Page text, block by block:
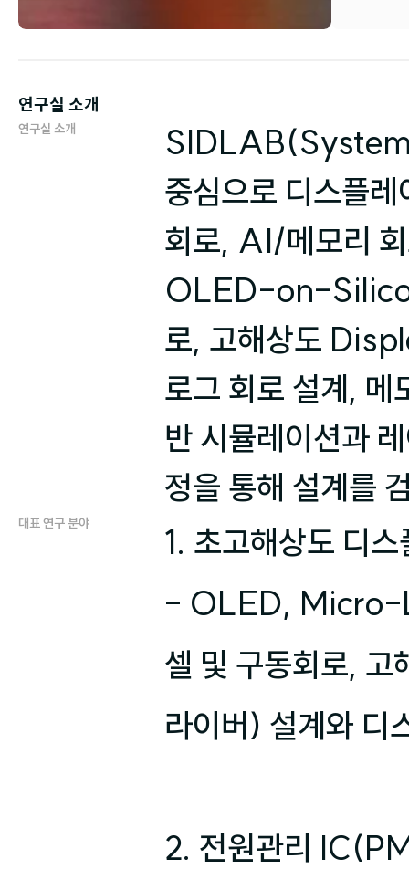
연구실 소개
연구실 소개
SIDLAB(System
중심으로 디스플
회로, AI/메모리
OLED-on-
로, 고해상도
로그 회로 설계,
반 시뮬레이션과
정을 통해 설계를
대표 연구 분야
1. 초고해상도 디
- OLED, Micro-
셀 및 구동회로,
라이버) 설계와 디
2. 전원관리